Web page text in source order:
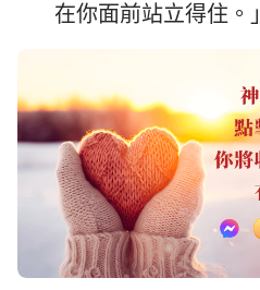
在你面前站立得住。」